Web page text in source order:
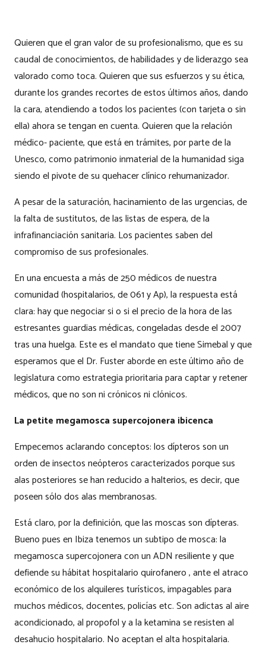
Quieren que el gran valor de su profesionalismo, que es su
caudal de conocimientos, de habilidades y de liderazgo sea
valorado como toca. Quieren que sus esfuerzos y su ética,
durante los grandes recortes de estos últimos años, dando
la cara, atendiendo a todos los pacientes (con tarjeta o sin
ella) ahora se tengan en cuenta. Quieren que la relación
médico- paciente, que está en trámites, por parte de la
Unesco, como patrimonio inmaterial de la humanidad siga
siendo el pivote de su quehacer clínico rehumanizador.
A pesar de la saturación, hacinamiento de las urgencias, de
la falta de sustitutos, de las listas de espera, de la
infrafinanciación sanitaria. Los pacientes saben del
compromiso de sus profesionales.
En una encuesta a más de 250 médicos de nuestra
comunidad (hospitalarios, de 061 y Ap), la respuesta está
clara: hay que negociar si o si el precio de la hora de las
estresantes guardias médicas, congeladas desde el 2007
tras una huelga. Este es el mandato que tiene Simebal y que
esperamos que el Dr. Fuster aborde en este último año de
legislatura como estrategia prioritaria para captar y retener
médicos, que no son ni crónicos ni clónicos.
La petite megamosca supercojonera ibicenca
Empecemos aclarando conceptos: los dípteros son un
orden de insectos neópteros caracterizados porque sus
alas posteriores se han reducido a halterios, es decir, que
poseen sólo dos alas membranosas.
Está claro, por la definición, que las moscas son dípteras.
Bueno pues en Ibiza tenemos un subtipo de mosca: la
megamosca supercojonera con un ADN resiliente y que
defiende su hábitat hospitalario quirofanero , ante el atraco
económico de los alquileres turísticos, impagables para
muchos médicos, docentes, policías etc. Son adictas al aire
acondicionado, al propofol y a la ketamina se resisten al
desahucio hospitalario. No aceptan el alta hospitalaria.